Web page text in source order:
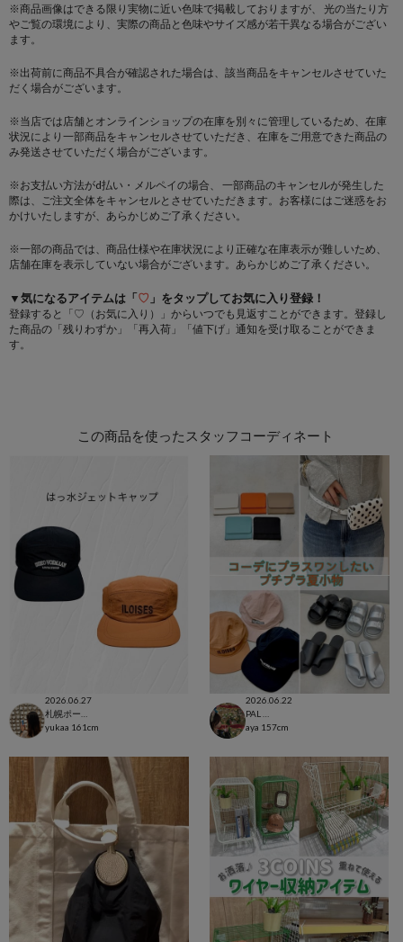
※商品画像はできる限り実物に近い色味で掲載しておりますが、 光の当たり方
やご覧の環境により、実際の商品と色味やサイズ感が若干異なる場合がござい
ます。
※出荷前に商品不具合が確認された場合は、該当商品をキャンセルさせていた
だく場合がございます。
※当店では店舗とオンラインショップの在庫を別々に管理しているため、在庫
状況により一部商品をキャンセルさせていただき、在庫をご用意できた商品の
み発送させていただく場合がございます。
※お支払い方法がd払い・メルペイの場合、 一部商品のキャンセルが発生した
際は、ご注文全体をキャンセルとさせていただきます。お客様にはご迷惑をお
かけいたしますが、あらかじめご了承ください。
※一部の商品では、商品仕様や在庫状況により正確な在庫表示が難しいため、
店舗在庫を表示していない場合がございます。あらかじめご了承ください。
▼気になるアイテムは「♡ 」をタップしてお気に入り登録！
登録すると「♡（お気に入り）」からいつでも見返すことができます。登録し
た商品の「残りわずか」「再入荷」「値下げ」通知を受け取ることができま
す。
この商品を使ったスタッフコーディネート
2026.06.27
yukaa 161cm
2026.06.22
aya 157cm